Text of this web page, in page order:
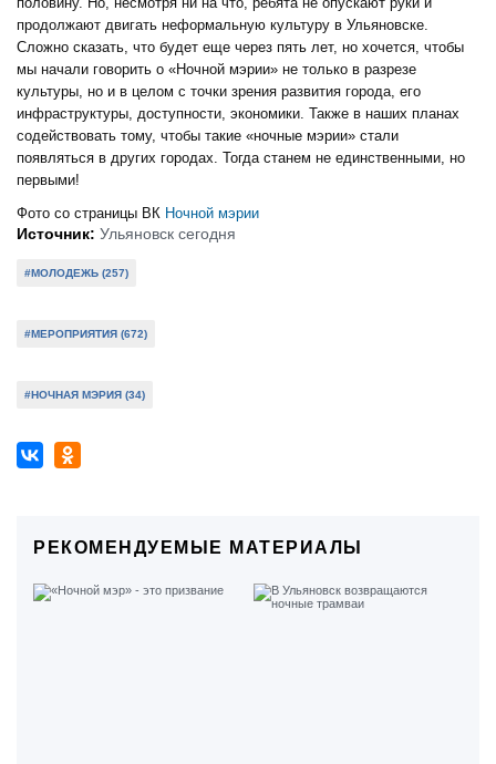
продолжают двигать неформальную культуру в Ульяновске.
Сложно сказать, что будет еще через пять лет, но хочется, чтобы
мы начали говорить о «Ночной мэрии» не только в разрезе
культуры, но и в целом с точки зрения развития города, его
инфраструктуры, доступности, экономики. Также в наших планах
содействовать тому, чтобы такие «ночные мэрии» стали
появляться в других городах. Тогда станем не единственными, но
первыми!
Фото со страницы ВК Ночной мэрии
Источник: Ульяновск сегодня
#МОЛОДЕЖЬ (257)
#МЕРОПРИЯТИЯ (672)
#НОЧНАЯ МЭРИЯ (34)
РЕКОМЕНДУЕМЫЕ МАТЕРИАЛЫ